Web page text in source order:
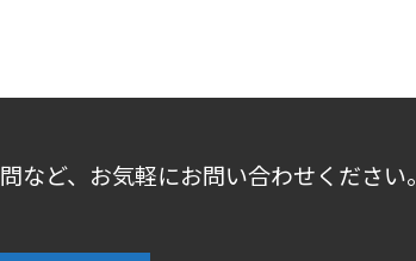
など、お気軽にお問い合わせください。